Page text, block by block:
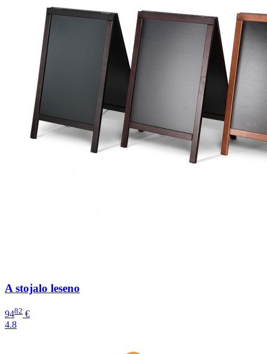
A stojalo leseno
9482 €
4.8